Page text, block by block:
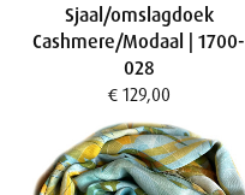
Sjaal/omslagdoek
Cashmere/Modaal | 1700-
028
€ 129,00